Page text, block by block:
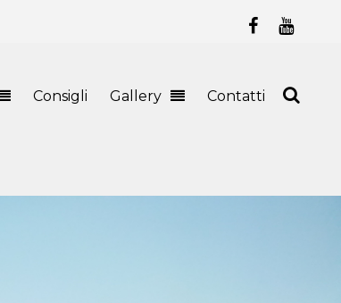
Consigli Gallery Contatti